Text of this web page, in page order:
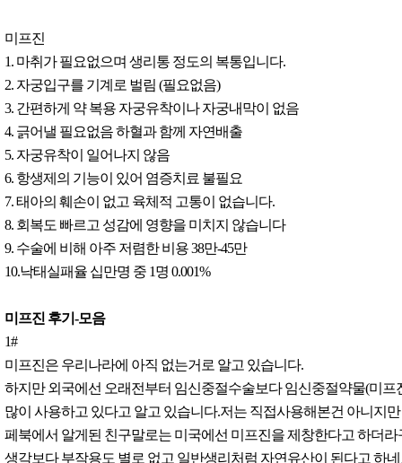
미프진
1. 마취가 필요없으며 생리통 정도의 복통입니다.
2. 자궁입구를 기계로 벌림 (필요없음)
3. 간편하게 약 복용 자궁유착이나 자궁내막이 없음
4. 긁어낼 필요없음 하혈과 함께 자연배출
5. 자궁유착이 일어나지 않음
6. 항생제의 기능이 있어 염증치료 불필요
7. 태아의 훼손이 없고 육체적 고통이 없습니다.
8. 회복도 빠르고 성감에 영향을 미치지 않습니다
9. 수술에 비해 아주 저렴한 비용 38만-45만
10.낙태실패율 십만명 중 1명 0.001%
미프진 후기-모음
1#
미프진은 우리나라에 아직 없는거로 알고 있습니다.
하지만 외국에선 오래전부터 임신중절수술보다 임신중절약물(미프
많이 사용하고 있다고 알고 있습니다.저는 직접사용해본건 아니지만
페북에서 알게된 친구말로는 미국에선 미프진을 제창한다고 하더라
생각보다 부작용도 별로 없고 일반생리처럼 자연유산이 된다고 하